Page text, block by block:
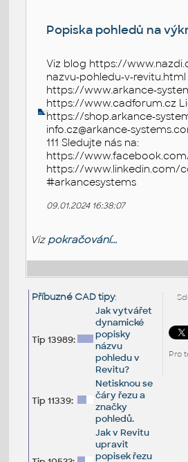
Popiska pohledů na
Viz blog https://
nazvu-pohledu-v-revitu.html
https://www.arkance-
https://www.cadforum.cz
https://shop.arkance-
info.cz@arkance-
111 Sledujte nás na:
https://
https://www.linkedin.com/
#arkancesystems
09.01.2024 16:38:07
Viz pokračování...
Pro
Příbuzné CAD tipy:
Tip 13989:
Jak vytvářet
dynamické
popisky
názvu
pohledu v
Revitu?
Tip 11339:
Netisknou se
čáry řezu a
značky
pohledů.
Jak v Revitu
upravit
popisek řezu